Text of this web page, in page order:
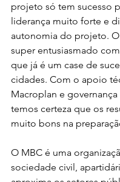
projeto só tem sucesso
liderança muito forte e
autonomia do projeto. O
super entusiasmado
que já é um case de
cidades. Com o apoio
Macroplan e
temos certeza que os
muito bons na
O MBC é uma
sociedade civil,